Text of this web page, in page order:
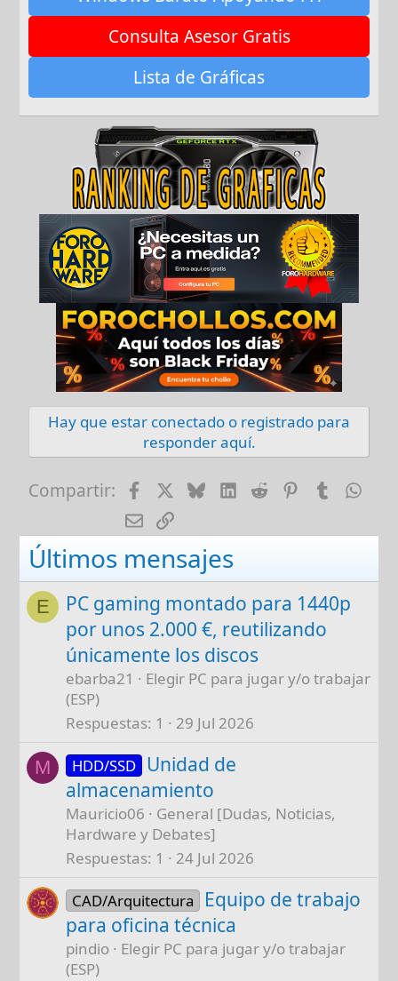
Consulta Asesor Gratis
Lista de Gráficas
Hay que estar conectado o registrado para
responder aquí.
Compartir: FacebookBlueskyLinkedIn
RedditPinterest
Tumblr
E-mailEnlace
Últimos mensajes
E
PC gaming montado para 1440p
por unos 2.000 €, reutilizando
únicamente los discos
ebarba21
Elegir PC para jugar y/o trabajar
(ESP)
Respuestas 1 29 Jul 2026
M HDD/SSD Unidad de
almacenamiento
Mauricio06
General [Dudas, Noticias,
Hardware y Debates]
Respuestas 1 24 Jul 2026
CAD/Arquitectura
Equipo de trabajo
para oficina técnica
pindio
Elegir PC para jugar y/o trabajar
(ESP)